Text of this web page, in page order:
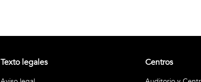
Texto legales Centros